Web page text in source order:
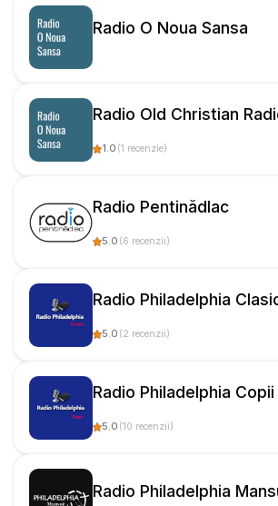
Radio O Noua Sansa
Radio Old Christian
1.0 (1 recenzie)
Radio Pentinădlac
5.0 (6 recenzii)
Radio Philadelphia
5.0 (2 recenzii)
Radio Philadelphia Copii
5.0 (10 recenzii)
Radio Philadelphia